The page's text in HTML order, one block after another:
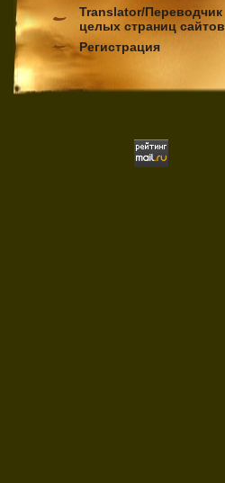
Translator/Переводчик
целых страниц сайтов
Регистрация